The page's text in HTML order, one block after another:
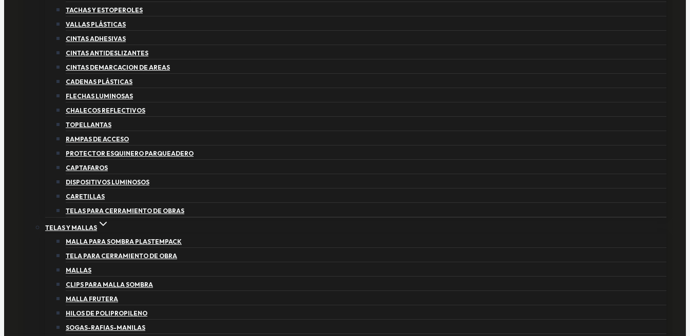
TACHAS Y ESTOPEROLES
VALLAS PLÁSTICAS
CINTAS ADHESIVAS
CINTAS ANTIDESLIZANTES
CINTAS DEMARCACION DE AREAS
CADENAS PLÁSTICAS
FLECHAS LUMINOSAS
CHALECOS REFLECTIVOS
TOPELLANTAS
RAMPAS DE ACCESO
PROTECTOR ESQUINERO PARQUEADERO
CAPTAFAROS
DISPOSITIVOS LUMINOSOS
CARETILLAS
TELAS PARA CERRAMIENTO DE OBRAS
TELAS Y MALLAS
MALLA PARA SOMBRA PLASTEMPACK
TELA PARA CERRAMIENTO DE OBRA
MALLAS
CLIPS PARA MALLA SOMBRA
MALLA FRUTERA
HILOS DE POLIPROPILENO
SOGAS-RAFIAS-MANILAS